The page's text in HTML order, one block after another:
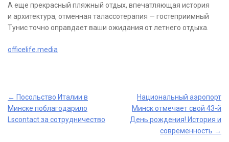
А еще прекрасный пляжный отдых, впечатляющая история
и архитектура, отменная талассотерапия — гостеприимный
Тунис точно оправдает ваши ожидания от летнего отдыха.
officelife.media
Post
navigation
← Посольство Италии в
Минске поблагодарило
Lscontact за сотрудничество
Национальный аэропорт
Минск отмечает свой 43-й
День рождения! История и
современность →